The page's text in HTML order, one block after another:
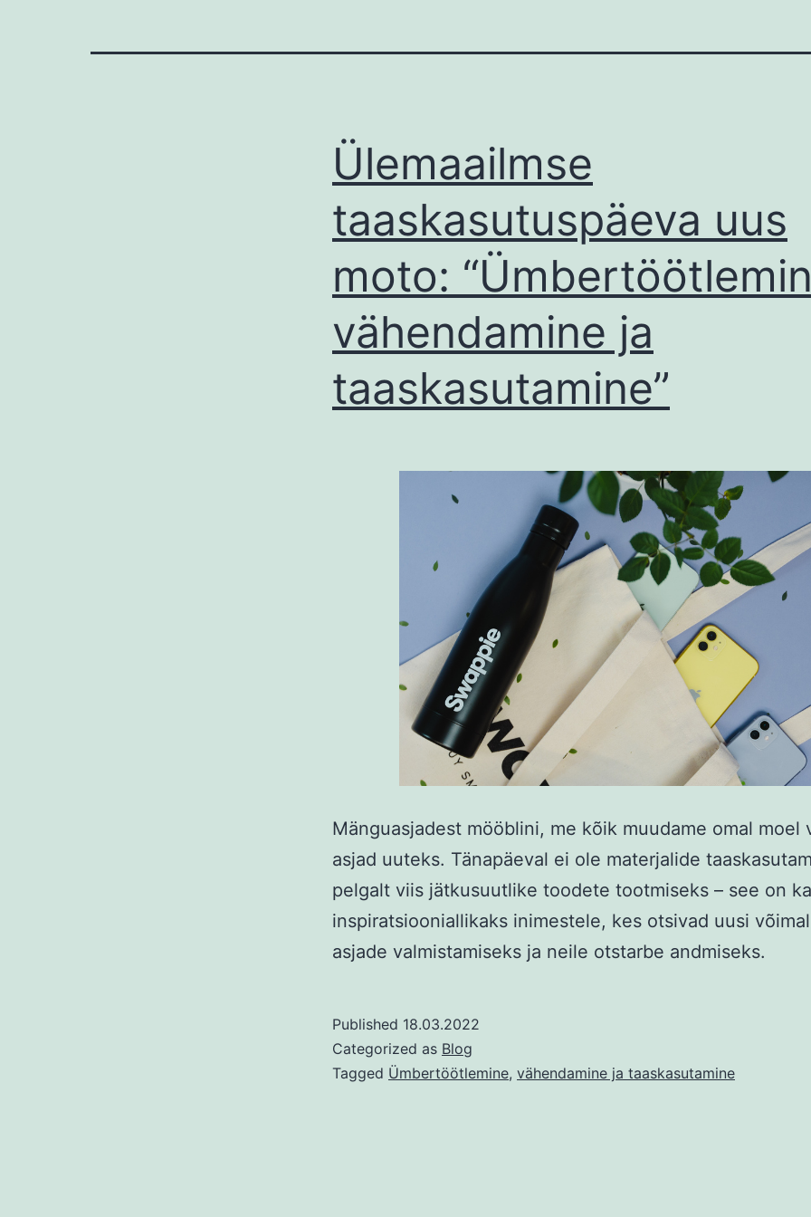
Ülemaailmse
taaskasutuspäeva uus
moto:
vähendamine ja
taaskasutamine”
Mänguasjadest mööblini, me kõik muudame omal moel
asjad uuteks. Tänapäeval ei ole materjalide
pelgalt viis jätkusuutlike toodete tootmiseks – see on ka
inspiratsiooniallikaks inimestele, kes otsivad uusi
asjade valmistamiseks ja neile otstarbe andmiseks.
Published 18.03.2022
Categorized as Blog
Tagged Ümbertöötlemine, vähendamine ja taaskasutamine